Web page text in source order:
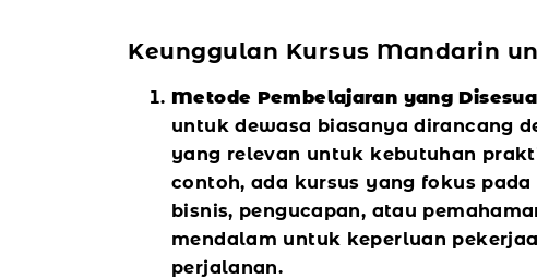
Keunggulan Kursus Mandarin
Metode Pembelajaran yang
untuk dewasa biasanya dirancang
yang relevan untuk kebutuhan
contoh, ada kursus yang fokus
bisnis, pengucapan, atau
mendalam untuk keperluan
perjalanan.